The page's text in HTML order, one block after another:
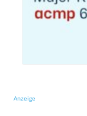
Anzeige